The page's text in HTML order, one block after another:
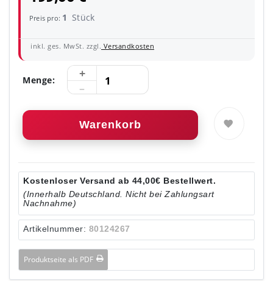
Preis pro: 1 Stück
inkl. ges. MwSt. zzgl. Versandkosten
Menge:
Warenkorb
Kostenloser Versand ab 44,00€ Bestellwert.
(Innerhalb Deutschland. Nicht bei Zahlungsart
Nachnahme)
Artikelnummer: 80124267
Produktseite als PDF